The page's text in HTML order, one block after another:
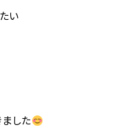
い
した